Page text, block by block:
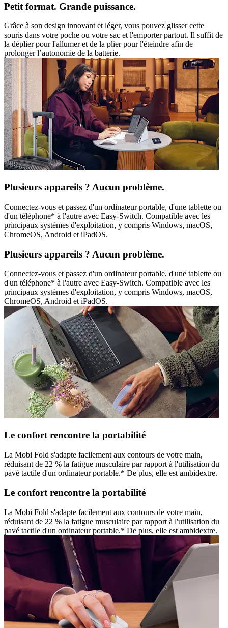
Petit format. Grande puissance.
Grâce à son design innovant et léger, vous pouvez glisser cette
souris dans votre poche ou votre sac et l'emporter partout. Il suffit de
la déplier pour l'allumer et de la plier pour l'éteindre afin de
prolonger l’autonomie de la batterie.
Plusieurs appareils ? Aucun problème.
Connectez-vous et passez d'un ordinateur portable, d'une tablette ou
d'un téléphone* à l'autre avec Easy-Switch. Compatible avec les
principaux systèmes d'exploitation, y compris Windows, macOS,
ChromeOS, Android et iPadOS.
Plusieurs appareils ? Aucun problème.
Connectez-vous et passez d'un ordinateur portable, d'une tablette ou
d'un téléphone* à l'autre avec Easy-Switch. Compatible avec les
principaux systèmes d'exploitation, y compris Windows, macOS,
ChromeOS, Android et iPadOS.
Le confort rencontre la portabilité
La Mobi Fold s'adapte facilement aux contours de votre main,
réduisant de 22 % la fatigue musculaire par rapport à l'utilisation du
pavé tactile d'un ordinateur portable.* De plus, elle est ambidextre.
Le confort rencontre la portabilité
La Mobi Fold s'adapte facilement aux contours de votre main,
réduisant de 22 % la fatigue musculaire par rapport à l'utilisation du
pavé tactile d'un ordinateur portable.* De plus, elle est ambidextre.